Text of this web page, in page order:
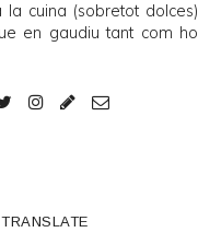
la cuina (sobretot dolces)
en gaudiu tant com ho
TRANSLATE